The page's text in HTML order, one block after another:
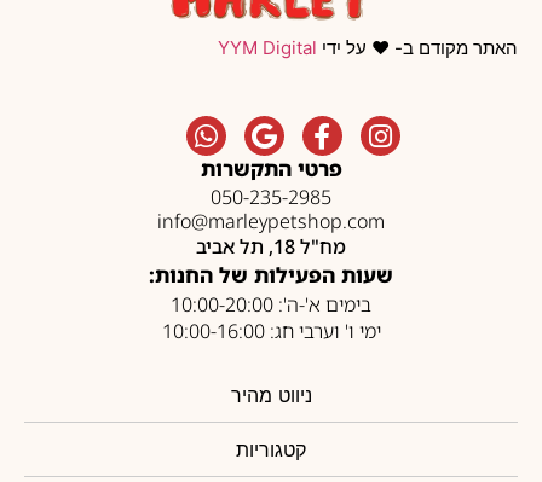
האתר מקודם ב- ❤️ על ידי YYM Digital
פרטי התקשרות
050-235-2985
info@marleypetshop.com
מח"ל 18, תל אביב
שעות הפעילות של החנות:
בימים א'-ה': 10:00-20:00
ימי ו' וערבי חג: 10:00-16:00
ניווט מהיר
קטגוריות